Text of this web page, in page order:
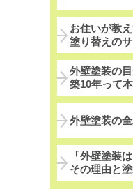
お住いが教
塗り替えの
外壁塗装の
築10年って
外壁塗装の
「外壁塗装
その理由と